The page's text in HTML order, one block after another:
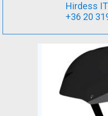
Hirdess
+36 20